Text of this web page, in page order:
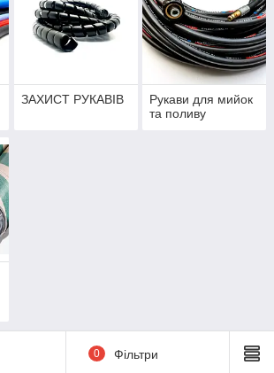
ЗАХИСТ РУКАВІВ
Рукави для мийок
та поливу
0 Фільтри